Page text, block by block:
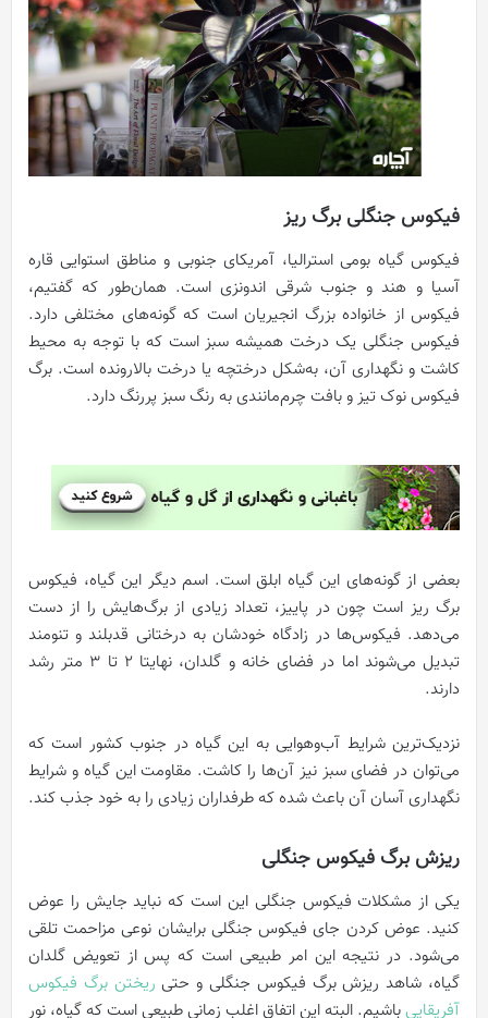
فیکوس جنگلی برگ ریز
فیکوس گیاه بومی استرالیا، آمریکای جنوبی و مناطق استوایی قاره
آسیا و هند و جنوب شرقی اندونزی است. همان‌طور که گفتیم،
فیکوس از خانواده بزرگ انجیریان است که گونه‌های مختلفی دارد.
فیکوس جنگلی یک درخت همیشه سبز است که با توجه به محیط
کاشت و نگهداری آن، به‌شکل درختچه یا درخت بالارونده است. برگ
فیکوس نوک تیز و بافت چرم‌مانندی به‌ رنگ سبز پررنگ دارد.
بعضی از گونه‌های این گیاه ابلق است. اسم دیگر این گیاه، فیکوس
برگ ریز است چون در پاییز، تعداد زیادی از برگ‌هایش را از دست
می‌دهد. فیکوس‌ها در زادگاه خودشان به درختانی قدبلند و تنومند
تبدیل می‌شوند اما در فضای خانه و گلدان، نهایتا 2 تا 3 متر رشد
دارند.
نزدیک‌ترین شرایط آب‌وهوایی به این گیاه در جنوب کشور است که
می‌توان در فضای سبز نیز آن‌ها را کاشت. مقاومت این گیاه و شرایط
نگهداری آسان آن باعث شده که طرفداران زیادی را به خود جذب کند.
ریزش برگ فیکوس جنگلی
یکی از مشکلات فیکوس جنگلی این است که نباید جایش را عوض
کنید. عوض کردن جای فیکوس جنگلی برایشان نوعی مزاحمت تلقی
می‌شود. در نتیجه این امر طبیعی است که پس از تعویض گلدان
گیاه، شاهد ریزش برگ فیکوس جنگلی و حتی ریختن برگ فیکوس
آفریقاییباشیم. البته این اتفاق اغلب زمانی طبیعی است که گیاه، نور